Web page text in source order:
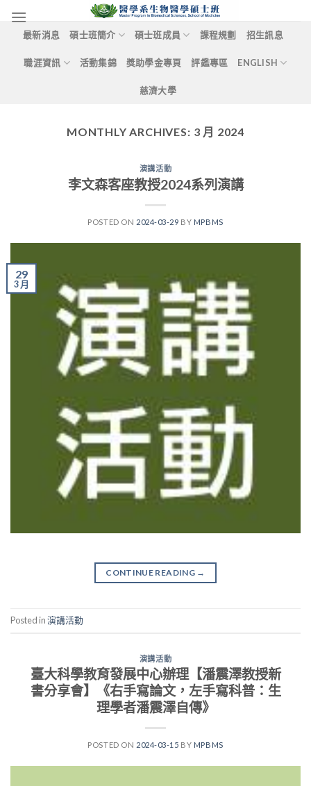
content
最新消息 碩士班簡介 碩士班成員 課程規劃 招生訊息
職涯資訊 活動集錦 獎助學金專頁 評鑑專區 ENGLISH
慈濟大學
MONTHLY ARCHIVES: 3 月 2024
演講活動
李文森客座教授2024系列演講
POSTED ON 2024-03-29 BY MPBMS
29
3 月
CONTINUE READING →
Posted in演講活動
演講活動
臺大科學教育發展中心辦理【潘震澤教授新
書分享會】《右手寫論文，左手寫科普：生
理學者潘震澤自傳》
POSTED ON 2024-03-15 BY MPBMS